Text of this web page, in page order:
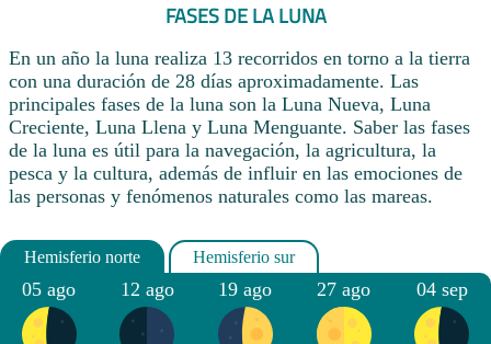
FASES DE LA LUNA
En un año la luna realiza 13 recorridos en torno a la tierra
con una duración de 28 días aproximadamente. Las
principales fases de la luna son la Luna Nueva, Luna
Creciente, Luna Llena y Luna Menguante. Saber las fases
de la luna es útil para la navegación, la agricultura, la
pesca y la cultura, además de influir en las emociones de
las personas y fenómenos naturales como las mareas.
05 ago 12 ago 19 ago 27 ago 04 sep